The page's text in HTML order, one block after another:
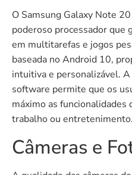
O Samsung Galaxy Note
poderoso processador que
em multitarefas e jogos
baseada no Android 10,
intuitiva e personalizável.
software permite que os
máximo as funcionalidades
trabalho ou entretenimento.
Câmeras e